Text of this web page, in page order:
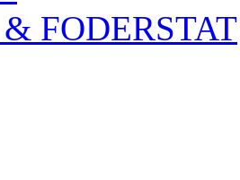
FODERSTAT